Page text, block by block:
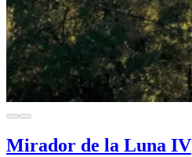
Mirador de la Luna IV